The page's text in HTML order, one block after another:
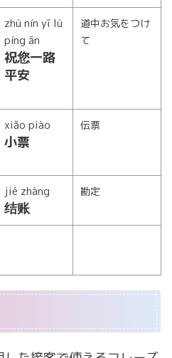
zhù nín yī lù
píng ān
祝您一路
平安
道中お気をつけ
て
xiǎo piào
小票
伝票
jié zhàng
结账
勘定